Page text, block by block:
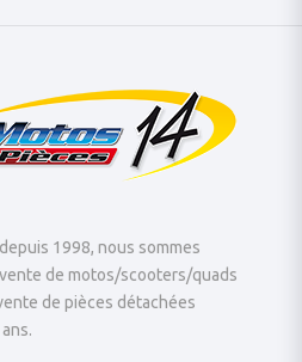
1998, nous sommes
de motos/scooters/quads
de pièces détachées